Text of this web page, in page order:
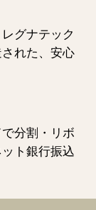
グナテック
れた、安心
分割・リボ
ト銀行振込